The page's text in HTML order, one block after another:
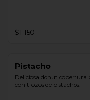
$1.150
Pistacho
Deliciosa donut cobertura
con trozos de pistachos.